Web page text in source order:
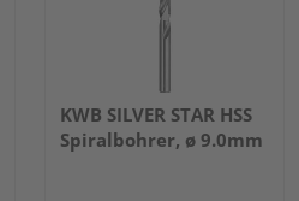
KWB SILVER STAR HSS
Spiralbohrer, ø 9.0mm